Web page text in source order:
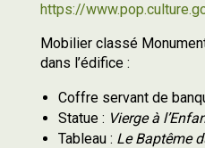
https://
Mobilier classé
dans l’édifice :
Coffre servant de
Statue : Vierge à
Tableau : Le Baptême